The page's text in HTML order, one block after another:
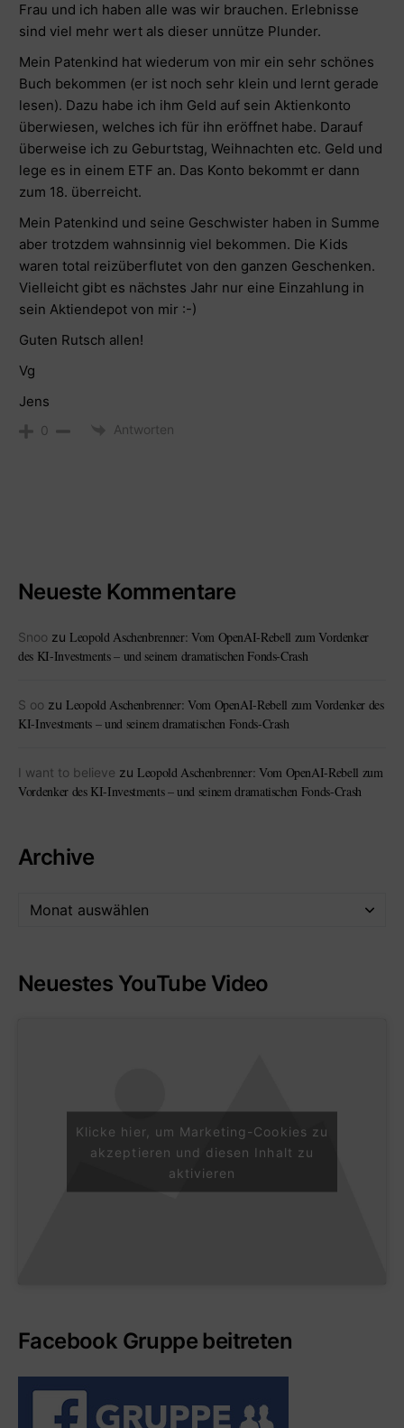
Frau und ich haben alle was wir brauchen. Erlebnisse
sind viel mehr wert als dieser unnütze Plunder.
Mein Patenkind hat wiederum von mir ein sehr schönes
Buch bekommen (er ist noch sehr klein und lernt gerade
lesen). Dazu habe ich ihm Geld auf sein Aktienkonto
überwiesen, welches ich für ihn eröffnet habe. Darauf
überweise ich zu Geburtstag, Weihnachten etc. Geld und
lege es in einem ETF an. Das Konto bekommt er dann
zum 18. überreicht.
Mein Patenkind und seine Geschwister haben in Summe
aber trotzdem wahnsinnig viel bekommen. Die Kids
waren total reizüberflutet von den ganzen Geschenken.
Vielleicht gibt es nächstes Jahr nur eine Einzahlung in
sein Aktiendepot von mir :-)
Guten Rutsch allen!
Vg
Jens
0 Antworten
Neueste Kommentare
Snoo zu Leopold Aschenbrenner: Vom OpenAI-Rebell zum Vordenker
des KI-Investments – und seinem dramatischen Fonds-Crash
S oo zu Leopold Aschenbrenner: Vom OpenAI-Rebell zum Vordenker des
KI-Investments – und seinem dramatischen Fonds-Crash
I want to believe zu Leopold Aschenbrenner: Vom OpenAI-Rebell zum
Vordenker des KI-Investments – und seinem dramatischen Fonds-Crash
Archive
Neuestes YouTube Video
Klicke hier, um Marketing-Cookies zu
akzeptieren und diesen Inhalt zu
aktivieren
Facebook Gruppe beitreten